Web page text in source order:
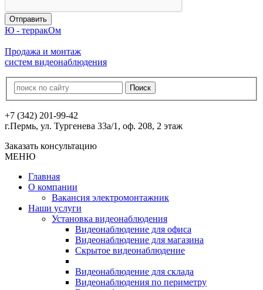
Ю - терракОм
Продажа и монтаж
систем видеонаблюдения
+7 (342) 201-99-42
г.Пермь, ул. Тургенева 33а/1, оф. 208, 2 этаж
Заказать консультацию
МЕНЮ
Главная
О компании
Вакансия электромонтажник
Наши услуги
Установка видеонаблюдения
Видеонаблюдение для офиса
Видеонаблюдение для магазина
Скрытое видеонаблюдение
Видеонаблюдение для склада
Видеонаблюдения по периметру